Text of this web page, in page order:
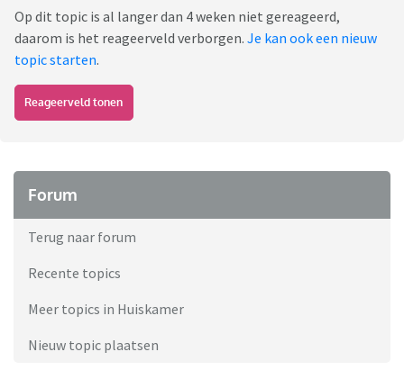
Op dit topic is al langer dan 4 weken niet gereageerd,
daarom is het reageerveld verborgen. Je kan ook een nieuw
topic starten.
Reageerveld tonen
Forum
Terug naar forum
Recente topics
Meer topics in Huiskamer
Nieuw topic plaatsen